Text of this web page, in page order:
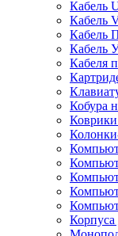
Кабель
Кабель
Кабель
Кабель
Кабеля
Кобура
Корпуса